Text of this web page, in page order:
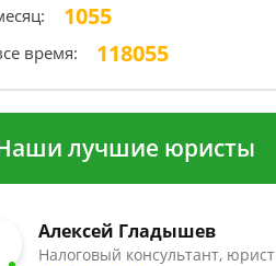
1055
время: 118055
лучшие юристы
Алексей Гладышев
Налоговый консультант, юрист